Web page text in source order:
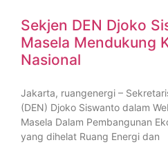
Sekjen DEN Djoko
Masela Mendukung
Nasional
Jakarta, ruangenergi –
(DEN) Djoko Siswanto dalam
Masela Dalam Pembangunan
yang dihelat Ruang Energi dan